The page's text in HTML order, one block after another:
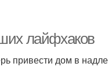
лайфхаков
привести дом в